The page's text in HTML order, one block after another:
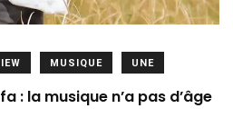
MUSIQUE UNE
: la musique n’a pas d’âge